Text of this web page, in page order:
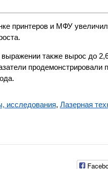
принтеров и МФУ
также вырос до
исследования, Лазерная